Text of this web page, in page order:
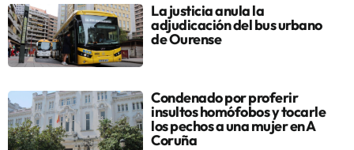
La justicia anula la
adjudicación del bus urbano
de Ourense
Condenado por proferir
insultos homófobos y tocarle
los pechos a una mujer en A
Coruña